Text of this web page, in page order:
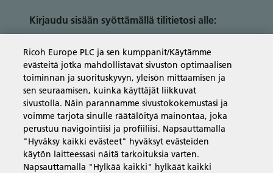
Kirjaudu sisään syöttämällä tilitietosi alle:
Sähköposti:
Salasana:
Ricoh Europe PLC ja sen kumppanit/Käytämme
evästeitä jotka mahdollistavat sivuston optimaalisen
toiminnan ja suorituskyvyn, yleisön mittaamisen ja
sen seuraamisen, kuinka käyttäjät liikkuvat
sivustolla. Näin parannamme sivustokokemustasi ja
voimme tarjota sinulle räätälöityä mainontaa, joka
perustuu navigointiisi ja profiiliisi. Napsauttamalla
"Hyväksy kaikki evästeet" hyväksyt evästeiden
käytön laitteessasi näitä tarkoituksia varten.
Napsauttamalla "Hylkää kaikki" hylkäät kaikki